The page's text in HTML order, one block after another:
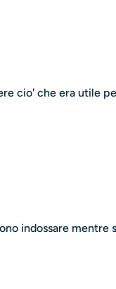
cio' che era utile
indossare mentre